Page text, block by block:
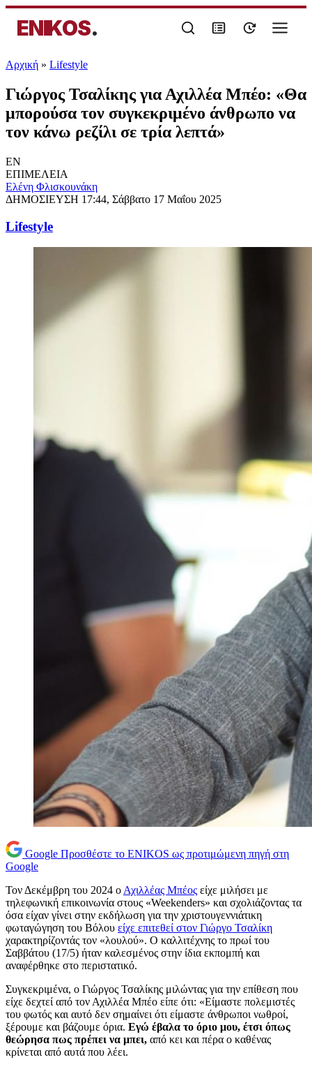
ENIKOS.
Αρχική » Lifestyle
Γιώργος Τσαλίκης για Αχιλλέα Μπέο: «Θα
μπορούσα τον συγκεκριμένο άνθρωπο να
τον κάνω ρεζίλι σε τρία λεπτά»
EN
ΕΠΙΜΕΛΕΙΑ
Ελένη Φλισκουνάκη
ΔΗΜΟΣΙΕΥΣΗ 17:44, Σάββατο 17 Μαΐου 2025
Lifestyle
Google Προσθέστε το ENIKOS ως προτιμώμενη πηγή στη
Google
Τον Δεκέμβρη του 2024 ο Αχιλλέας Μπέος είχε μιλήσει με
τηλεφωνική επικοινωνία στους «Weekenders» και σχολιάζοντας τα
όσα είχαν γίνει στην εκδήλωση για την χριστουγεννιάτικη
φωταγώγηση του Βόλου είχε επιτεθεί στον Γιώργο Τσαλίκη
χαρακτηρίζοντάς τον «λουλού». Ο καλλιτέχνης το πρωί του
Σαββάτου (17/5) ήταν καλεσμένος στην ίδια εκπομπή και
αναφέρθηκε στο περιστατικό.
Συγκεκριμένα, ο Γιώργος Τσαλίκης μιλώντας για την επίθεση που
είχε δεχτεί από τον Αχιλλέα Μπέο είπε ότι: «Είμαστε πολεμιστές
του φωτός και αυτό δεν σημαίνει ότι είμαστε άνθρωποι νωθροί,
ξέρουμε και βάζουμε όρια. Εγώ έβαλα το όριο μου, έτσι όπως
θεώρησα πως πρέπει να μπει, από κει και πέρα ο καθένας
κρίνεται από αυτά που λέει.